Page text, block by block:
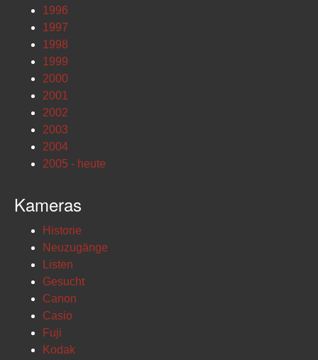
1996
1997
1998
1999
2000
2001
2002
2003
2004
2005 - heute
Kameras
Historie
Neuzugänge
Listen
Gesucht
Canon
Casio
Fuji
Kodak